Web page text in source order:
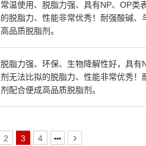
常温使用、脱脂力强、具有NP、OP类
的脱脂力、性能非常优秀！耐强酸碱、
高品质脱脂剂。
脱脂力强、环保、生物降解性好，具有
剂无法比拟的脱脂力、性能非常优秀！
剂配合便成高品质脱脂剂。
2 3 4 ▪▪▪ ›